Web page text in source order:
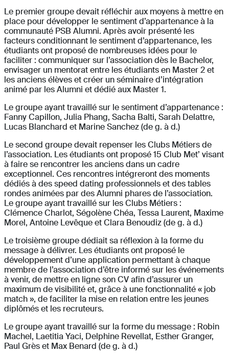
Le premier groupe devait réfléchir aux moyens à mettre en
place pour développer le sentiment d’appartenance à la
communauté PSB Alumni. Après avoir présenté les
facteurs conditionnant le sentiment d’appartenance, les
étudiants ont proposé de nombreuses idées pour le
faciliter : communiquer sur l’association dès le Bachelor,
envisager un mentorat entre les étudiants en Master 2 et
les anciens élèves et créer un séminaire d’intégration
animé par les Alumni et dédié aux Master 1.
Le groupe ayant travaillé sur le sentiment d’appartenance :
Fanny Capillon, Julia Phang, Sacha Balti, Sarah Delattre,
Lucas Blanchard et Marine Sanchez (de g. à d.)
Le second groupe devait repenser les Clubs Métiers de
l’association. Les étudiants ont proposé 15 Club Met’ visant
à faire se rencontrer les anciens dans un cadre
exceptionnel. Ces rencontres intégreront des moments
dédiés à des speed dating professionnels et des tables
rondes animées par des Alumni phares de l’association.
Le groupe ayant travaillé sur les Clubs Métiers :
Clémence Charlot, Ségolène Chéa, Tessa Laurent, Maxime
Morel, Antoine Levêque et Clara Benoudiz (de g. à d.)
Le troisième groupe dédiait sa réflexion à la forme du
message à délivrer. Les étudiants ont proposé le
développement d’une application permettant à chaque
membre de l’association d’être informé sur les événements
à venir, de mettre en ligne son CV afin d’assurer un
maximum de visibilité et, grâce à une fonctionnalité « job
match », de faciliter la mise en relation entre les jeunes
diplômés et les recruteurs.
Le groupe ayant travaillé sur la forme du message : Robin
Machel, Laetitia Yaci, Delphine Revellat, Esther Granger,
Paul Grès et Max Benard (de g. à d.)